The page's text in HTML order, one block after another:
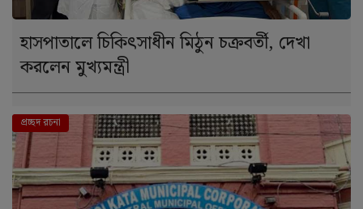
হাসপাতালে চিকিৎসাধীন মিঠুন চক্রবর্তী, দেখা
করলেন মুখ্যমন্ত্রী
দে । শ
প্রচ্ছদ রচনা